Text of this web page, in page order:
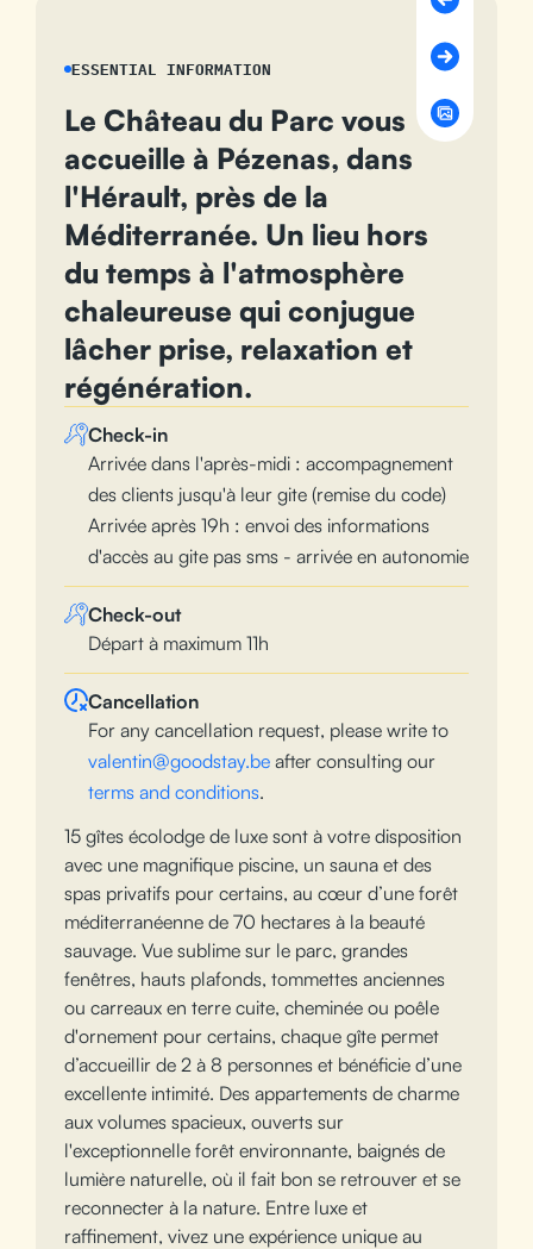
ESSENTIAL INFORMATION
Le Château du Parc vous
accueille à Pézenas, dans
l'Hérault, près de la
Méditerranée. Un lieu hors
du temps à l'atmosphère
chaleureuse qui conjugue
lâcher prise, relaxation et
régénération.
Check-in
Arrivée dans l'après-midi : accompagnement
des clients jusqu'à leur gite (remise du code)
Arrivée après 19h : envoi des informations
d'accès au gite pas sms - arrivée en autonomie
Check-out
Départ à maximum 11h
Cancellation
For any cancellation request, please write to
valentin@goodstay.be after consulting our
terms and conditions.
15 gîtes écolodge de luxe sont à votre disposition
avec une magnifique piscine, un sauna et des
spas privatifs pour certains, au cœur d’une forêt
méditerranéenne de 70 hectares à la beauté
sauvage. Vue sublime sur le parc, grandes
fenêtres, hauts plafonds, tommettes anciennes
ou carreaux en terre cuite, cheminée ou poêle
d'ornement pour certains, chaque gîte permet
d’accueillir de 2 à 8 personnes et bénéficie d’une
excellente intimité. Des appartements de charme
aux volumes spacieux, ouverts sur
l'exceptionnelle forêt environnante, baignés de
lumière naturelle, où il fait bon se retrouver et se
reconnecter à la nature. Entre luxe et
raffinement, vivez une expérience unique au